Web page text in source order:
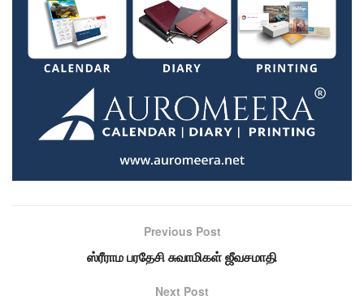
Previous Post
ஸ்ரீராம பரதேசி சுவாமிகள் ஜீவசமாதி
Next Post